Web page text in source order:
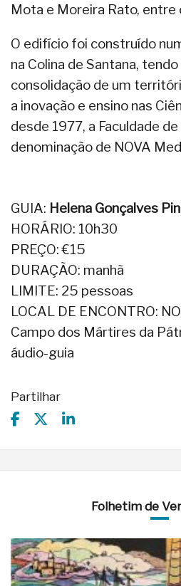
Mota e Moreira Rato, entre
O edifício foi construído
na Colina de Santana,
consolidação de um
a inovação e ensino nas
desde 1977, a Faculdade
denominação de NOVA
GUIA: Helena Gonçalves
HORÁRIO: 10h30
PREÇO: €15
DURAÇÃO: manhã
LIMITE: 25 pessoas
LOCAL DE ENCONTRO:
Campo dos Mártires da
áudio-guia
Partilhar
Folhetim de